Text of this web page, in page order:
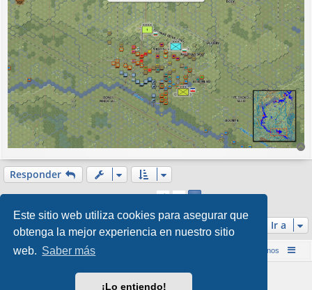
Este sitio web utiliza cookies para asegurar que
obtenga la mejor experiencia en nuestro sitio
web. Saber más
¡Lo entiendo!
r
Responder
Anterior
1 2
Ir a
Inicio (Web) Foro Punta de Lanza Wargames Contáctenos
Desarrollado porphpBB® Forum Software © phpBB Limited
Style porArty&